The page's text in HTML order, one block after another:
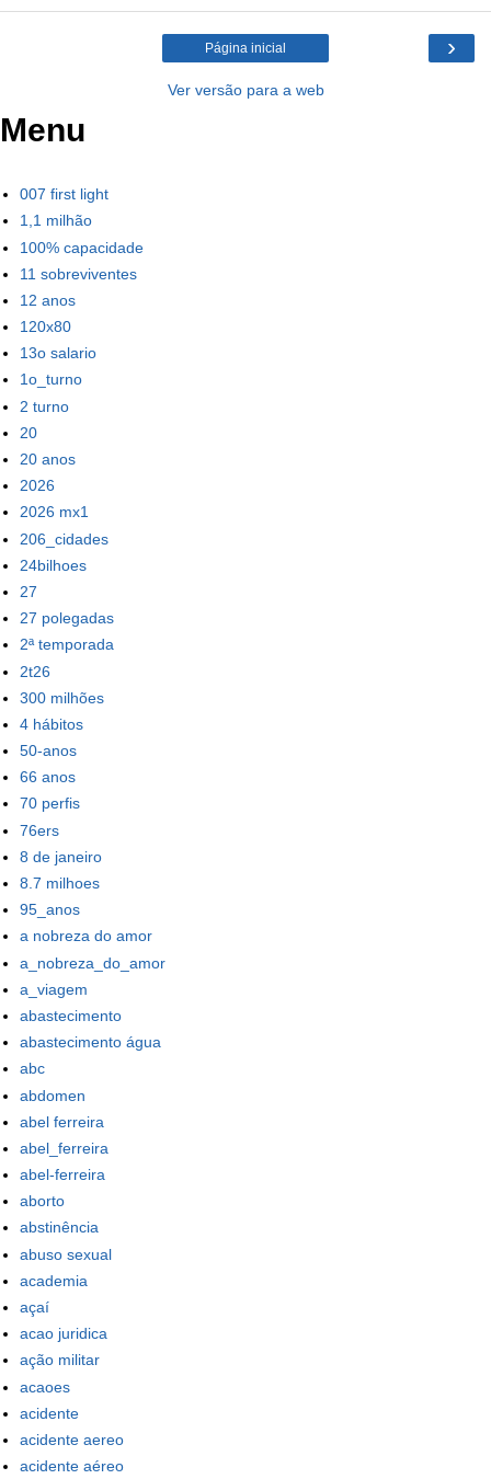
›
Página inicial
Ver versão para a web
Menu
007 first light
1,1 milhão
100% capacidade
11 sobreviventes
12 anos
120x80
13o salario
1o_turno
2 turno
20
20 anos
2026
2026 mx1
206_cidades
24bilhoes
27
27 polegadas
2ª temporada
2t26
300 milhões
4 hábitos
50-anos
66 anos
70 perfis
76ers
8 de janeiro
8.7 milhoes
95_anos
a nobreza do amor
a_nobreza_do_amor
a_viagem
abastecimento
abastecimento água
abc
abdomen
abel ferreira
abel_ferreira
abel-ferreira
aborto
abstinência
abuso sexual
academia
açaí
acao juridica
ação militar
acaoes
acidente
acidente aereo
acidente aéreo